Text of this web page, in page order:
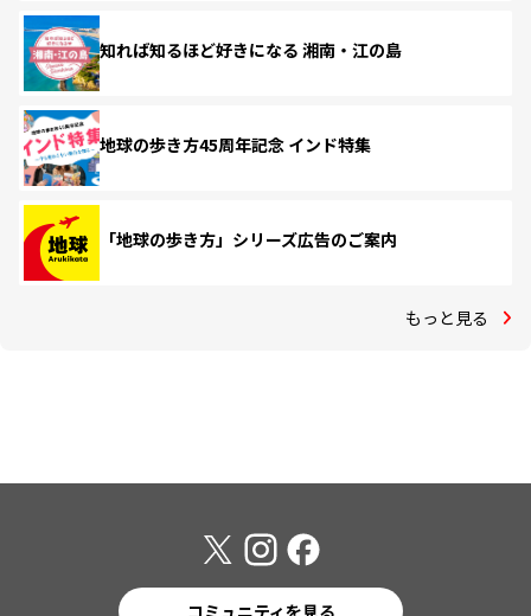
知れば知るほど好きになる 湘南・江の島
地球の歩き方45周年記念 インド特集
「地球の歩き方」シリーズ広告のご案内
もっと見る
コミュニティを見る